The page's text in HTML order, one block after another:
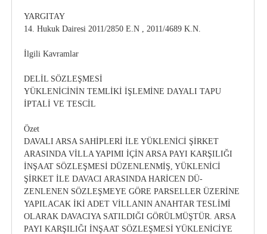
YARGITAY
14. Hukuk Dairesi 2011/2850 E.N , 2011/4689 K.N.
İlgili Kavramlar
DELİL SÖZLEŞMESİ
YÜKLENİCİNİN TEMLİKİ İŞLEMİNE DAYALI TAPU
İPTALİ VE TESCİL
Özet
DAVALI ARSA SAHİPLERİ İLE YÜKLENİCİ ŞİRKET
ARASINDA VİLLA YAPIMI İÇİN ARSA PAYI KARŞILIĞI
İNŞAAT SÖZLEŞMESİ DÜZENLENMİŞ, YÜKLENİCİ
ŞİRKET İLE DAVACI ARASINDA HARİCEN DÜ-
ZENLENEN SÖZLEŞMEYE GÖRE PARSELLER ÜZERİNE
YAPILACAK İKİ ADET VİLLANIN ANAHTAR TESLİMİ
OLARAK DAVACIYA SATILDIĞI GÖRÜLMÜŞTÜR. ARSA
PAYI KARŞILIĞI İNŞAAT SÖZLEŞMESİ YÜKLENİCİYE